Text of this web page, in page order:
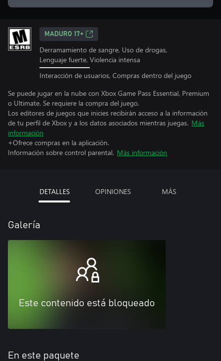
MADURO 17+
Derramamiento de sangre, Uso de drogas,
Lenguaje fuerte, Violencia intensa
Interacción de usuarios, Compras dentro del juego
Se puede jugar en la nube con Xbox Game Pass Essential, Premium
o Ultimate. Se requiere la compra del juego.
Los editores de juegos que inicies recibirán acceso a la información
de tu perfil de Xbox y a los datos asociados mientras juegas. Más
información
+Ofrece compras en la aplicación.
Información sobre control parental. Más información
DETALLES OPINIONES MÁS
Galería
Este contenido está bloqueado
En este paquete